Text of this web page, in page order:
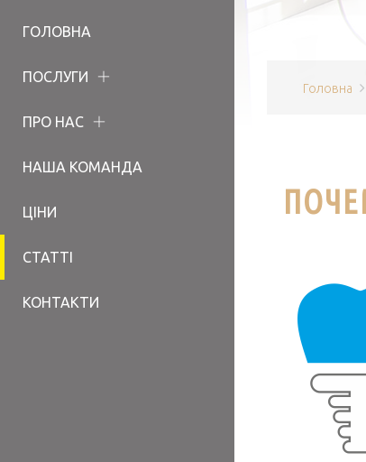
ГОЛОВНА
ПОСЛУГИ
ПРО НАС
НАША КОМАНДА
ЦІНИ
СТАТТІ
КОНТАКТИ
Головна